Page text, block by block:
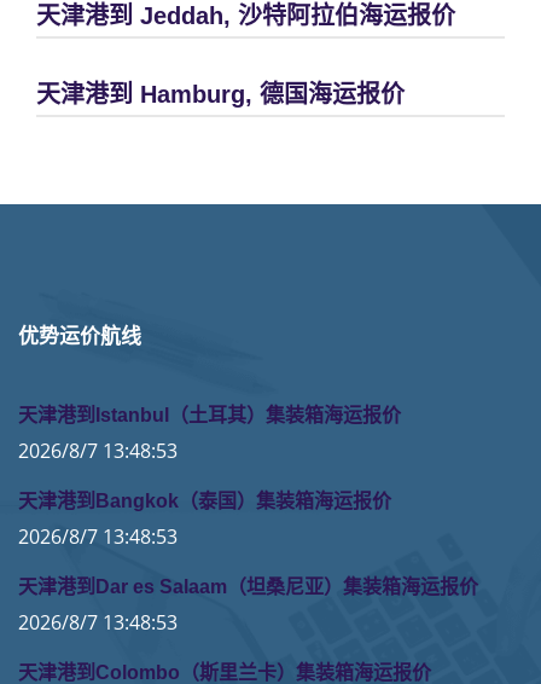
天津港到 Jeddah, 沙特阿拉伯海运报价
天津港到 Hamburg, 德国海运报价
优势运价航线
天津港到Istanbul（土耳其）集装箱海运报价
2026/8/7 13:48:53
天津港到Bangkok（泰国）集装箱海运报价
2026/8/7 13:48:53
天津港到Dar es Salaam（坦桑尼亚）集装箱海运报价
2026/8/7 13:48:53
天津港到Colombo（斯里兰卡）集装箱海运报价